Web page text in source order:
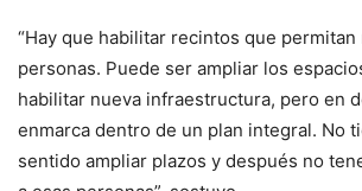
“Hay que habilitar recintos que permitan
personas. Puede ser ampliar los
habilitar nueva infraestructura, pero en
enmarca dentro de un plan integral. No
sentido ampliar plazos y después no